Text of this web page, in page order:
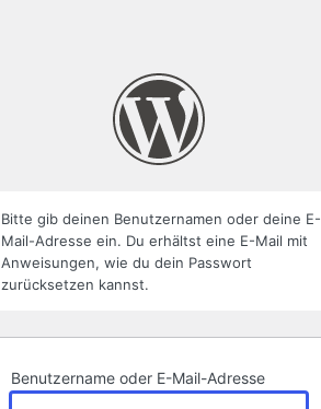
Bitte gib deinen Benutzernamen oder deine E-
Mail-Adresse ein. Du erhältst eine E-Mail mit
Anweisungen, wie du dein Passwort
zurücksetzen kannst.
Benutzername oder E-Mail-Adresse